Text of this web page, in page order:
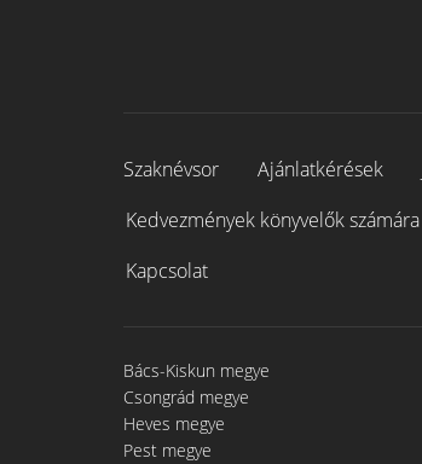
Szaknévsor Ajánlatkérések
Kedvezmények könyvelők számára
Kapcsolat
Bács-Kiskun megye
Csongrád megye
Heves megye
Pest megye